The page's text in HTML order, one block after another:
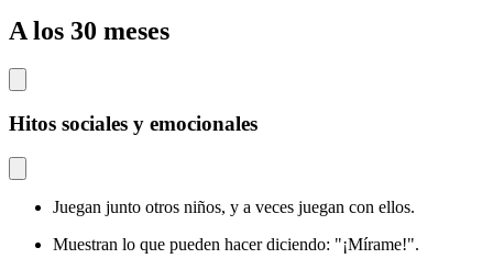
A los 30 meses
Hitos sociales y emocionales
Juegan junto otros niños, y a veces juegan con ellos.
Muestran lo que pueden hacer diciendo: "¡Mírame!".